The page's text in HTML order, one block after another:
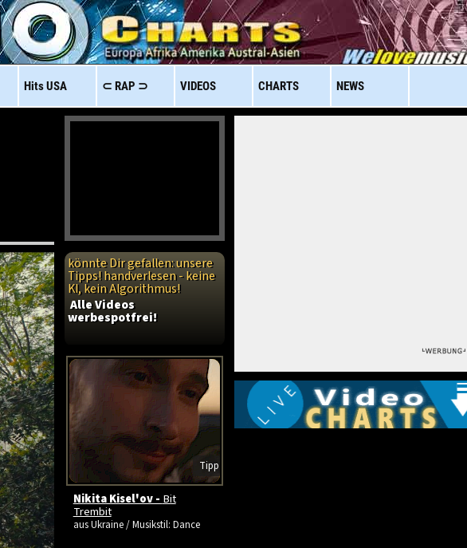
HitsUSA ⊂ RAP ⊃ VIDEOS CHARTS NEWS
könnte Dir gefallen: unsere
Tipps! handverlesen - keine
KI, kein Algorithmus!
Alle Videos
werbespotfrei!
Tipp
Nikita Kisel'ov - Bit
Trembit
aus Ukraine / Musikstil: Dance